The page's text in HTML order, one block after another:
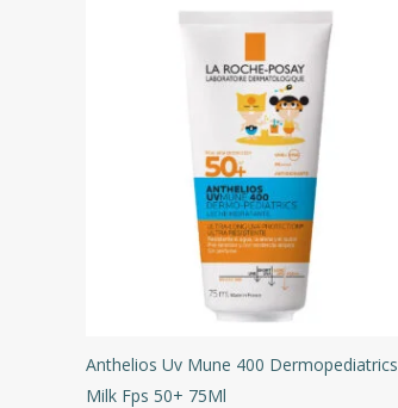
Anthelios Uv Mune 400 Dermopediatrics
Milk Fps 50+ 75Ml